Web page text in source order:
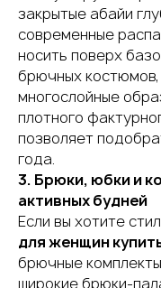
закрытые абайи
современные
носить поверх
брючных
многослойные
плотного
позволяет
года.
3. Брюки, юбки и
активных будней
Если вы хотите
для женщин
брючные
широкие брюки-